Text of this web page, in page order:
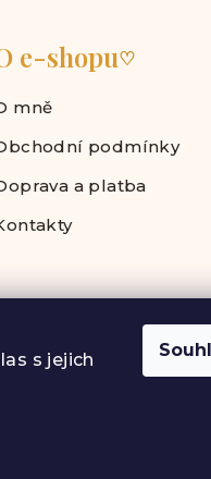
s jejich
e-shopu♡
mně
podmínky
a platba